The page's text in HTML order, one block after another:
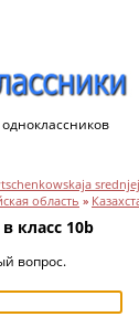
область »
класс 10b
вопрос.